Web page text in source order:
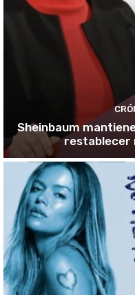
Sheinbaum
restablecer